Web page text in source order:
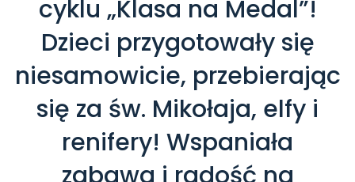
cyklu „Klasa na Medal”!
Dzieci przygotowały się
niesamowicie, przebierając
się za św. Mikołaja, elfy i
renifery! Wspaniała